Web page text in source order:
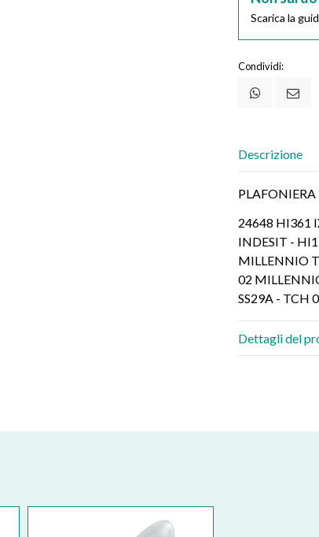
Scarica la
Condividi:
Descrizione
24648 HI361
INDESIT -
MILLENNIO
02
SS29A - TCH
Dettagli del